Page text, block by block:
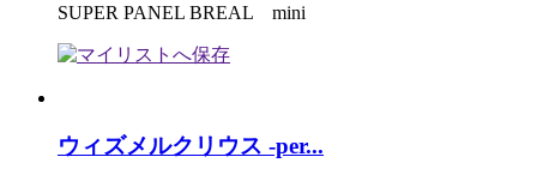
SUPER PANEL BREAL mini
ウィズメルクリウス -per...